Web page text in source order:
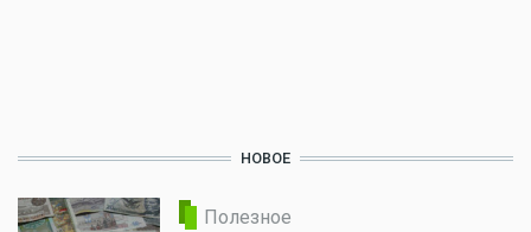
НОВОЕ
Полезное